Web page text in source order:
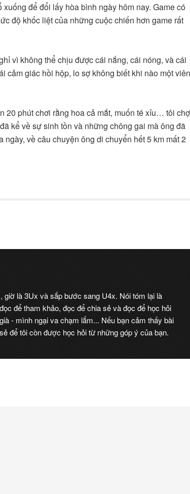
để đổi lấy hòa bình ngày hôm nay. Game có
độ khốc liệt của những cuộc chiến hơn game rất
vì không thể chịu được cái nắng, cái nóng, và cái
cảm giác hồi hộp, lo sợ không biết khi nào một viên
20 phút chơi rằng hoa cả mắt, muốn té xỉu… tôi
kể về sự sinh tồn và những chông gai mà ông đã
về câu chuyện ông di chuyển hết 5 km mất 2
là 3Ux và sắp bước sang U4x. Nói tóm lại là
để tham khảo, đọc để chia sẻ và đọc để học hỏi
- mình ngại va chạm lắm... Nếu bạn cảm thấy bài
để tôi còn được học hỏi từ những góp ý của bạn.